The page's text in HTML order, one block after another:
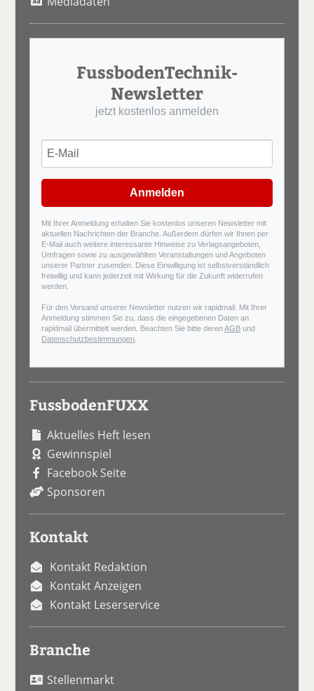
FussbodenTechnik-
Newsletter
jetzt kostenlos anmelden
Anmelden
Mit Ihrer Anmeldung erhalten Sie kostenlos unseren Newsletter mit
aktuellen Nachrichten der Branche. Außerdem dürfen wir Ihnen per
E-Mail auch weitere interessante Hinweise zu Verlagsangeboten,
Umfragen sowie zu ausgewählten Veranstaltungen und Angeboten
unserer Partner zusenden. Diese Einwilligung ist selbstverständlich
freiwillig und kann jederzeit mit Wirkung für die Zukunft widerrufen
werden.
Für den Versand unserer Newsletter nutzen wir rapidmail. Mit Ihrer
Anmeldung stimmen Sie zu, dass die eingegebenen Daten an
rapidmail übermittelt werden. Beachten Sie bitte derenAGB und
Datenschutzbestimmungen
FussbodenFUXX
Aktuelles Heft lesen
Gewinnspiel
Facebook Seite
Sponsoren
Kontakt
Kontakt Redaktion
Kontakt Anzeigen
Kontakt Leserservice
Branche
Stellenmarkt